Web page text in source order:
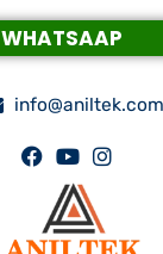
WHATSAAP
info@aniltek.com